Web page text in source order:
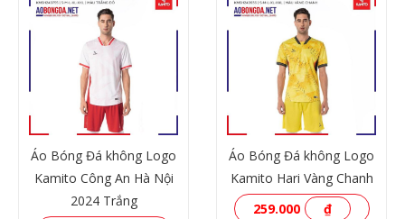
Áo Bóng Đá không Logo
Kamito Công An Hà Nội
2024 Trắng
Áo Bóng Đá không Logo
Kamito Hari Vàng Chanh
259.000
₫